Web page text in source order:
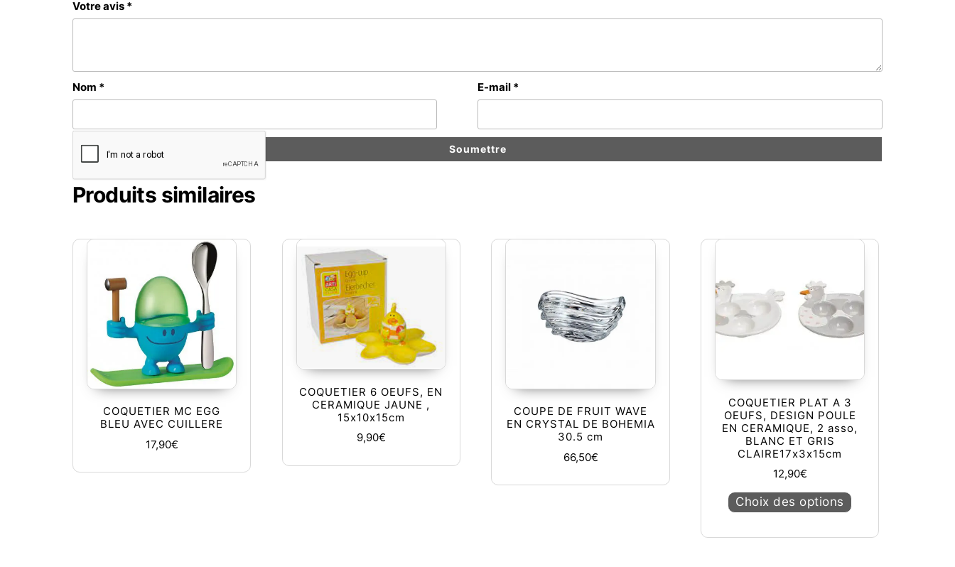
Votre avis *
Nom * E-mail *
Produits similaires
COQUETIER MC EGG
BLEU AVEC CUILLERE
17,90€
COQUETIER 6 OEUFS, EN
CERAMIQUE JAUNE ,
15x10x15cm
9,90€
COUPE DE FRUIT WAVE
EN CRYSTAL DE BOHEMIA
30.5 cm
66,50€
COQUETIER PLAT A 3
OEUFS, DESIGN POULE
EN CERAMIQUE, 2 asso,
BLANC ET GRIS
CLAIRE17x3x15cm
12,90€
Choix des options Ce produit a